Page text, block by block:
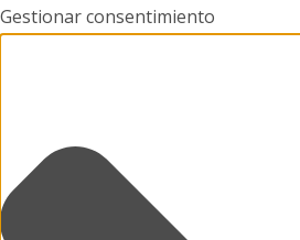
Gestionar consentimiento